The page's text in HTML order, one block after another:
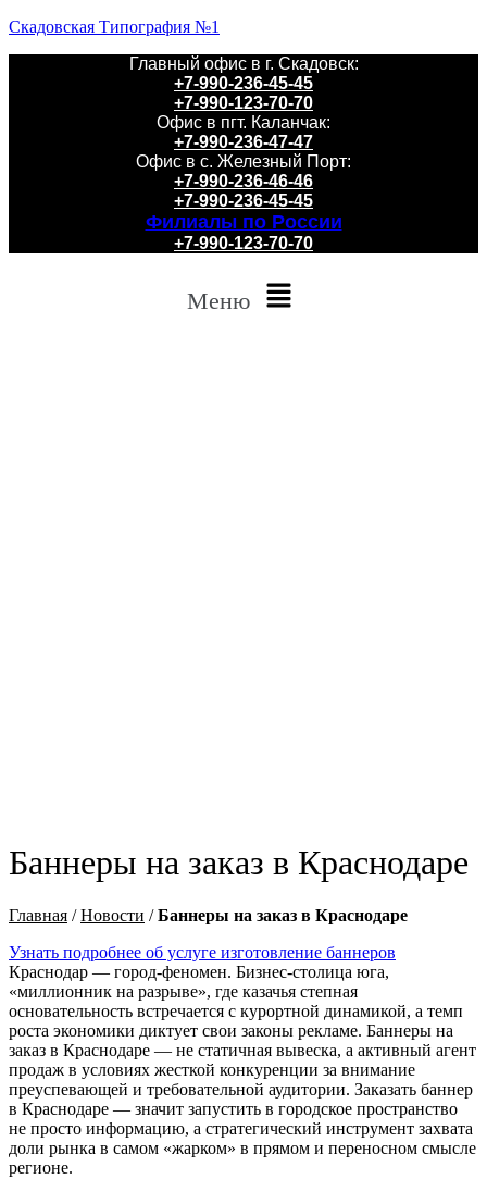
Скадовская Типография №1
Главный офис в г. Скадовск:
+7-990-236-45-45
+7-990-123-70-70
Офис в пгт. Каланчак:
+7-990-236-47-47
Офис в с. Железный Порт:
+7-990-236-46-46
+7-990-236-45-45
Филиалы по России
+7-990-123-70-70
Меню
Баннеры на заказ в Краснодаре
Главная /Новости /Баннеры на заказ в Краснодаре
Узнать подробнее об услуге изготовление баннеров
Краснодар — город-феномен. Бизнес-столица юга,
«миллионник на разрыве», где казачья степная
основательность встречается с курортной динамикой, а темп
роста экономики диктует свои законы рекламе. Баннеры на
заказ в Краснодаре — не статичная вывеска, а активный агент
продаж в условиях жесткой конкуренции за внимание
преуспевающей и требовательной аудитории. Заказать баннер
в Краснодаре — значит запустить в городское пространство
не просто информацию, а стратегический инструмент захвата
доли рынка в самом «жарком» в прямом и переносном смысле
регионе.